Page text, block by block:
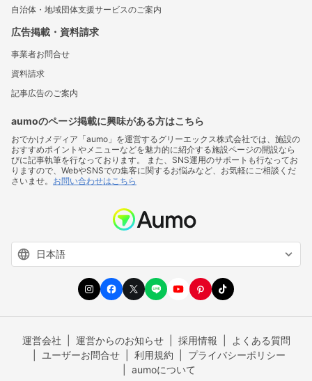
自治体・地域団体支援サービスのご案内
広告掲載・資料請求
事業者お問合せ
資料請求
記事広告のご案内
aumoのページ掲載に興味がある方はこちら
おでかけメディア「aumo」を運営するグリーエックス株式会社では、施設の
おすすめポイントやメニューなどを魅力的に紹介する施設ページの開設なら
びに記事執筆を行なっております。 また、SNS運用のサポートも行なってお
りますので、WebやSNSでの集客に関するお悩みなど、お気軽にご相談くだ
さいませ。 お問い合わせはこちら
運営会社 運営からのお知らせ 採用情報
よくある質問
ユーザーお問合せ
利用規約
プライバシーポリシー
aumoについて